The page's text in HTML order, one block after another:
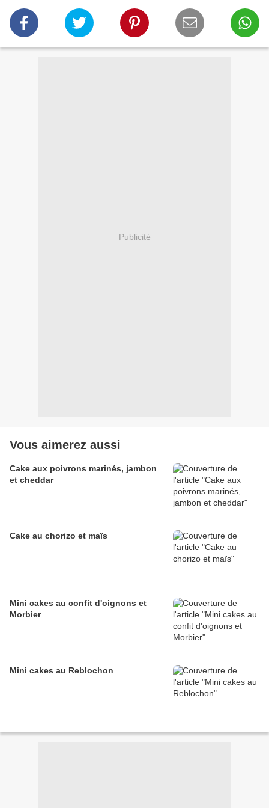
Publicité
Vous aimerez aussi
Cake aux poivrons marinés, jambon
et cheddar
Cake au chorizo et maïs
Mini cakes au confit d'oignons et
Morbier
Mini cakes au Reblochon